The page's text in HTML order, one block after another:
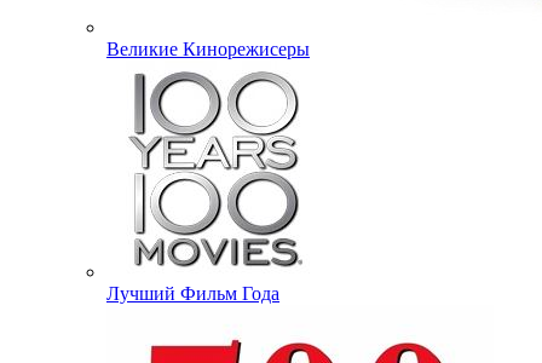
Великие Кинорежисеры
Лучший Фильм Года